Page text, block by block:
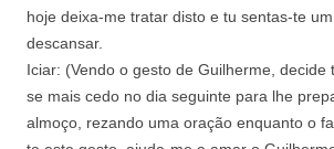
hoje deixa-me tratar disto e tu sentas-te
descansar.
Iciar: (Vendo o gesto de Guilherme, decide
se mais cedo no dia seguinte para lhe
almoço, rezando uma oração enquanto o